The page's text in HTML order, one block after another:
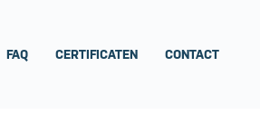
FAQ CERTIFICATEN CONTACT